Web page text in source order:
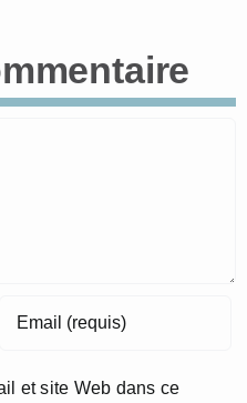
et site Web dans ce